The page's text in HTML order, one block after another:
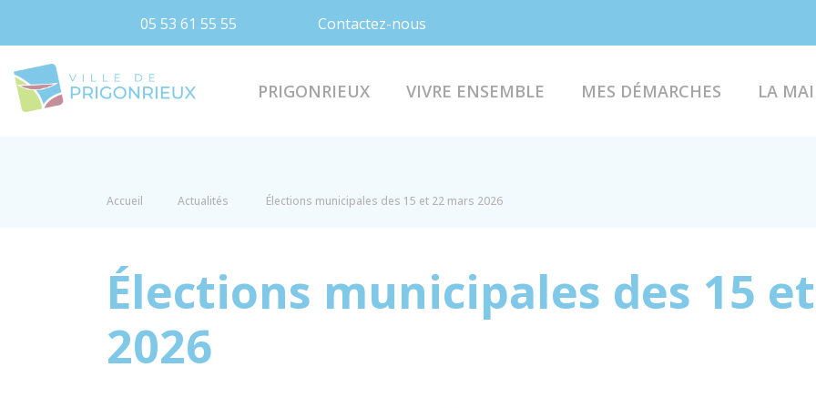
05 53 61 55 55 Contactez-nous
PRIGONRIEUX VIVRE ENSEMBLE MES DÉMARCHES LA
Accueil Actualités Élections municipales des 15 et 22 mars 2026
Élections municipales des 15
2026